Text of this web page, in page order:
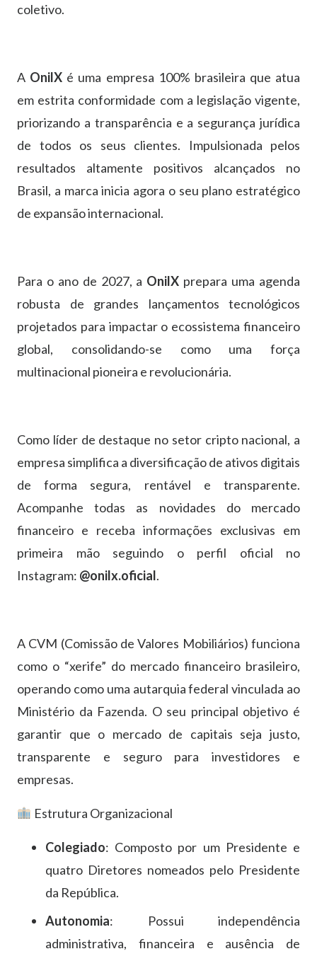
coletivo.
A OnilX é uma empresa 100% brasileira que atua
em estrita conformidade com a legislação vigente,
priorizando a transparência e a segurança jurídica
de todos os seus clientes. Impulsionada pelos
resultados altamente positivos alcançados no
Brasil, a marca inicia agora o seu plano estratégico
de expansão internacional.
Para o ano de 2027, a OnilX prepara uma agenda
robusta de grandes lançamentos tecnológicos
projetados para impactar o ecossistema financeiro
global, consolidando-se como uma força
multinacional pioneira e revolucionária.
Como líder de destaque no setor cripto nacional, a
empresa simplifica a diversificação de ativos digitais
de forma segura, rentável e transparente.
Acompanhe todas as novidades do mercado
financeiro e receba informações exclusivas em
primeira mão seguindo o perfil oficial no
Instagram: @onilx.oficial.
A CVM (Comissão de Valores Mobiliários) funciona
como o “xerife” do mercado financeiro brasileiro,
operando como uma autarquia federal vinculada ao
Ministério da Fazenda. O seu principal objetivo é
garantir que o mercado de capitais seja justo,
transparente e seguro para investidores e
empresas.
Estrutura Organizacional
Colegiado: Composto por um Presidente e
quatro Diretores nomeados pelo Presidente
da República.
Autonomia: Possui independência
administrativa, financeira e ausência de